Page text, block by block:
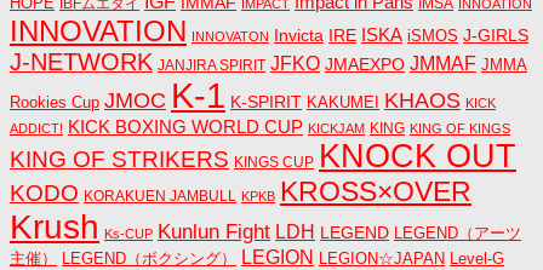
HOPE IBFムエタイ IMPACT IMSA INNOATION
INNOVATION INNOVATON Invicta IRE ISKA iSMOS J-GIRLS
J-NETWORK JANJIRA SPIRIT JFKO JMAEXPO JMMAF JMMA
Rookies Cup JMOC K-1 K-SPIRIT KAKUMEI KHAOS KICK
ADDICT! KICK BOXING WORLD CUP KICKJAM KING KING OF KINGS
KING OF STRIKERS KINGS CUP KNOCK OUT
KODO KORAKUEN JAMBULL KPKB KROSS×OVER
Krush Ks-CUP Kunlun Fight LDH LEGEND LEGEND（アーツ
主催）
LEGEND（ボクシング） LEGION LEGION☆JAPAN Level-G